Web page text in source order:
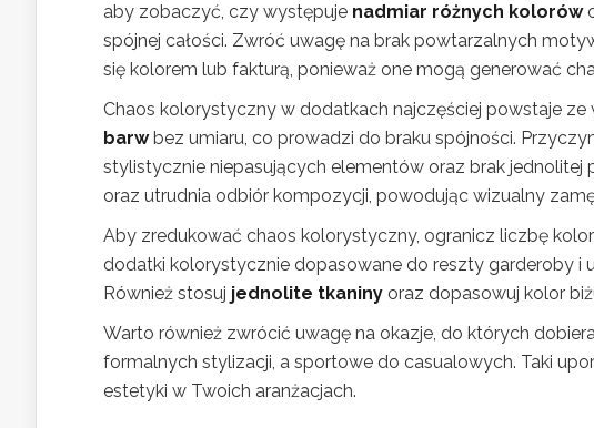
aby zobaczyć, czy występuje nadmiar różnych kolorów
spójnej całości. Zwróć uwagę na brak powtarzalnych
się kolorem lub fakturą, ponieważ one mogą generować
Chaos kolorystyczny w dodatkach najczęściej powstaje
barwbez umiaru, co prowadzi do braku spójności.
stylistycznie niepasujących elementów oraz brak
oraz utrudnia odbiór kompozycji, powodując wizualny
Aby zredukować chaos kolorystyczny, ogranicz liczbę
dodatki kolorystycznie dopasowane do reszty garderoby i
Również stosuj jednolite tkaniny oraz dopasowuj kolor
Warto również zwrócić uwagę na okazje, do których
formalnych stylizacji, a sportowe do casualowych. Taki
estetyki w Twoich aranżacjach.